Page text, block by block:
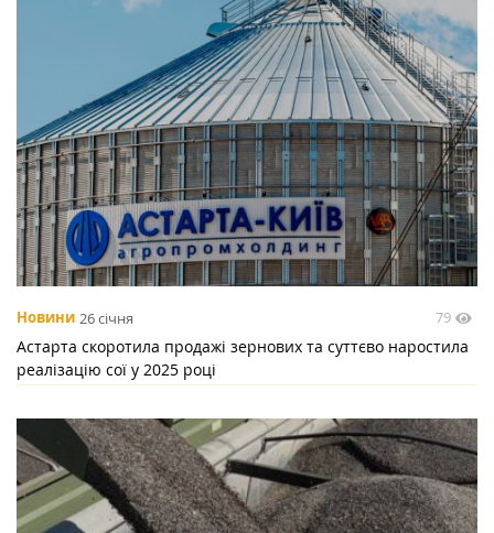
Новини 26 січня 79
Астарта скоротила продажі зернових та суттєво наростила
реалізацію сої у 2025 році